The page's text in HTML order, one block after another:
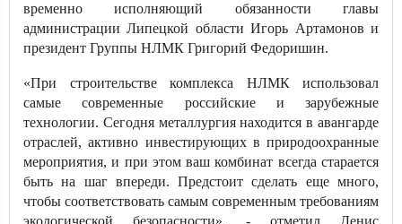
временно исполняющий обязанности главы
администрации Липецкой области Игорь Артамонов и
президент Группы НЛМК Григорий Федоришин.
«При строительстве комплекса НЛМК использовал
самые современные российские и зарубежные
технологии. Сегодня металлургия находится в авангарде
отраслей, активно инвестирующих в природоохранные
мероприятия, и при этом ваш комбинат всегда старается
быть на шаг впереди. Предстоит сделать еще много,
чтобы соответствовать самым современным требованиям
экологической безопасности», - отметил Денис